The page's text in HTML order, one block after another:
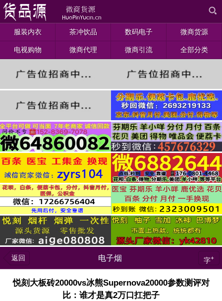
服装内衣 茶冲饮品 数码电子 微商货源
电视购物 微商代理 微商引流 全部分类
返回 电子烟 字+
悦刻大板砖20000vs冰熊Supernova20000参数测评对
比：谁才是真2万口扛把子